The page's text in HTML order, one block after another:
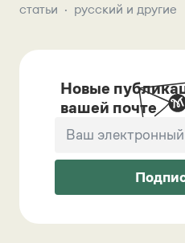
статьи русский и другие
Новые
вашей почте